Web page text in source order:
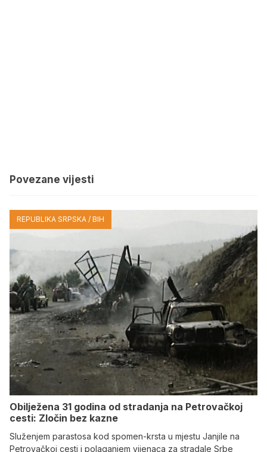
Povezane vijesti
REPUBLIKA SRPSKA / BIH
Obilježena 31 godina od stradanja na Petrovačkoj
cesti: Zločin bez kazne
Služenjem parastosa kod spomen-krsta u mjestu Janjile na
Petrovačkoj cesti i polaganjem vijenaca za stradale Srbe